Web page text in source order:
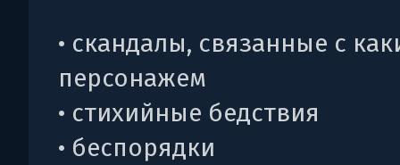
• скандалы, связанные с
персонажем
• стихийные бедствия
• беспорядки